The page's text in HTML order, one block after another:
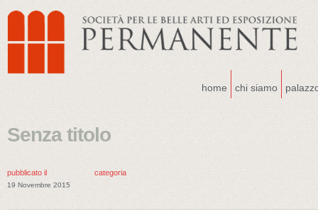
home chi siamo
Senza titolo
pubblicato il
19 Novembre 2015
categoria